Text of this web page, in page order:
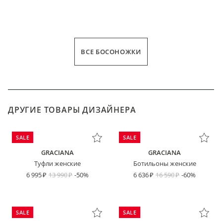
ВСЕ БОСОНОЖКИ
ДРУГИЕ ТОВАРЫ ДИЗАЙНЕРА
SALE
GRACIANA
Туфли женские
6 995
13 990 -50%
SALE
GRACIANA
Ботильоны женские
6 636
16 590 -60%
SALE SALE